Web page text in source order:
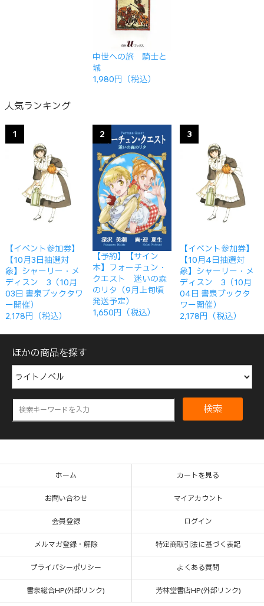
中世への旅 騎士と
城
1,980円（税込）
人気ランキング
1
【イベント参加券】
【10月3日抽選対
象】シャーリー・メ
ディスン 3（10月
03日 書泉ブックタワ
ー開催）
2,178円（税込）
2
【予約】【サイン
本】フォーチュン・
クエスト 迷いの森
のリタ（9月上旬頃
発送予定）
1,650円（税込）
3
【イベント参加券】
【10月4日抽選対
象】シャーリー・メ
ディスン 3（10月
04日 書泉ブックタ
ワー開催）
2,178円（税込）
ほかの商品を探す
検索
ホーム カートを見る
お問い合わせ マイアカウント
会員登録 ログイン
メルマガ登録・解除 特定商取引法に基づく表記
プライバシーポリシー よくある質問
書泉総合HP(外部リンク) 芳林堂書店HP(外部リンク)